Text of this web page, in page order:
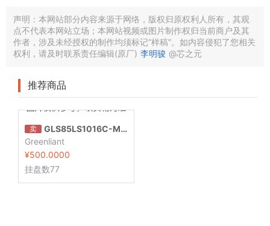
声明：本网站部分内容来源于网络，版权归原权利人所有，其观
点不代表本网站立场；本网站视频或图片制作权归当前商户及其
作者，涉及未经授权的制作均须标记“样稿”。如内容侵犯了您相关
权利，请及时联系责任编辑(原厂) 李明骏 @芯之元
推荐商品
卖
GLS85LS1016C-M-I-LBJE-ND123
Greenliant
¥500.0000
挂盘数77